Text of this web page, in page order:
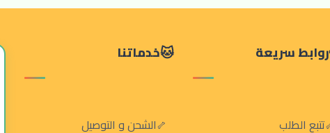
روابط سريعة
تتبع الطلب
خدماتنا
الشحن و التوصيل